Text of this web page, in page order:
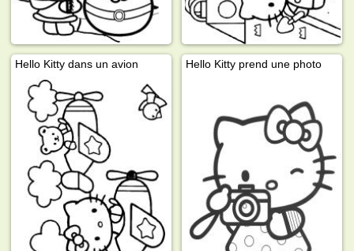
Hello Kitty dans un avion Hello Kitty prend une photo